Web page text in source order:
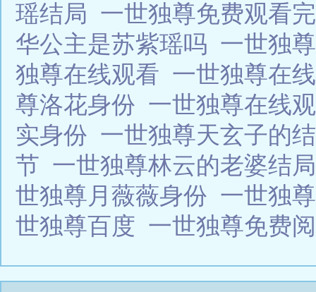
瑶结局 一世独尊免费观看
华公主是苏紫瑶吗 一世独
独尊在线观看 一世独尊在
尊洛花身份 一世独尊在线
实身份 一世独尊天玄子的
节 一世独尊林云的老婆结
世独尊月薇薇身份 一世独
世独尊百度 一世独尊免费